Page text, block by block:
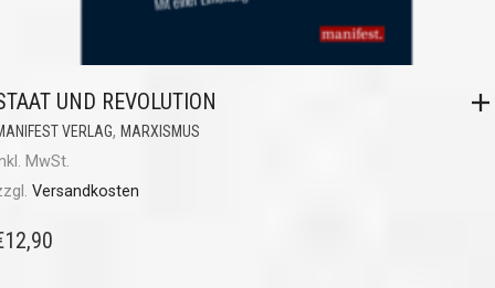
UND REVOLUTION
VERLAG, MARXISMUS
MwSt.
Versandkosten
12,90